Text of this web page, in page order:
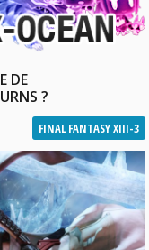
DE
?
FINAL FANTASY XIII-3